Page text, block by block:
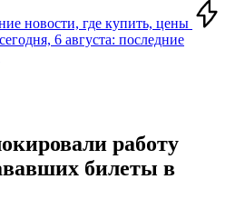
новости, где купить, цены
6 августа: последние
работу
билеты в